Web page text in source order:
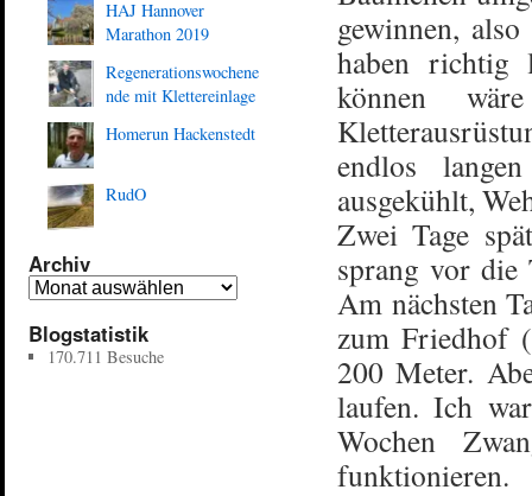
gewinnen,
haben richtig
können
endlos
ausgekühlt,
Zwei Tage
sprang vor die
Am nächsten
zum Friedhof
200 Meter.
laufen. Ich
Wochen
funktionieren.
HAJ Hannover
Marathon 2019
Regenerationswochene
nde mit Klettereinlage
Homerun Hackenstedt
RudO
Archiv
Blogstatistik
170.711 Besuche